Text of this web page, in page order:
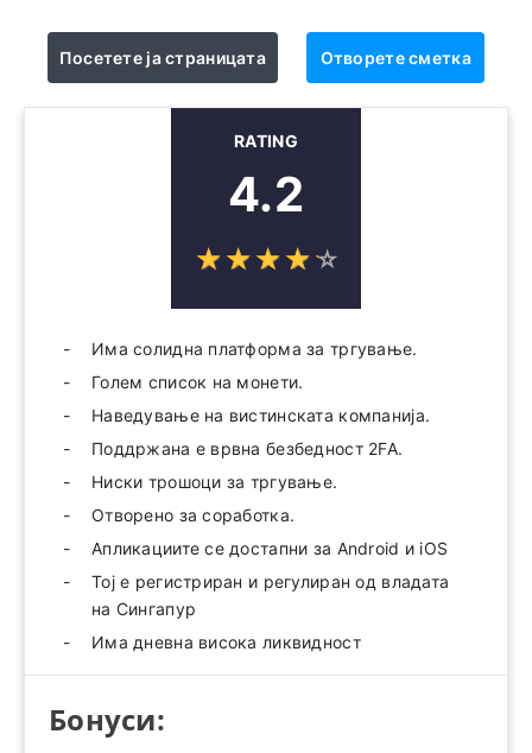
Посетете ја страницата Отворете сметка
RATING
4.2
☆☆☆☆☆
★★★★★
Има солидна платформа за тргување.
Голем список на монети.
Наведување на вистинската компанија.
Поддржана е врвна безбедност 2FA.
Ниски трошоци за тргување.
Отворено за соработка.
Апликациите се достапни за Android и iOS
Тој е регистриран и регулиран од владата
на Сингапур
Има дневна висока ликвидност
Бонуси: